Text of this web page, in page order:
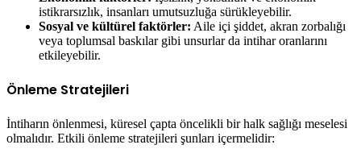
istikrarsızlık, insanları umutsuzluğa sürükleyebilir.
Sosyal ve kültürel faktörler: Aile içi şiddet, akran zorbalığı
veya toplumsal baskılar gibi unsurlar da intihar oranlarını
etkileyebilir.
Önleme Stratejileri
İntiharın önlenmesi, küresel çapta öncelikli bir halk sağlığı meselesi
olmalıdır. Etkili önleme stratejileri şunları içermelidir: